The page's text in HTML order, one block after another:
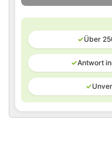
✓Über
✓Antwort
✓